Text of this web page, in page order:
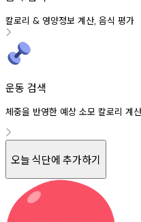
칼로리 & 영양정보 계산, 음식 평가
운동 검색
체중을 반영한 예상 소모 칼로리 계산
오늘 식단에 추가하기